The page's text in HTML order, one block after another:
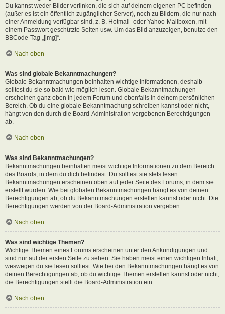
Du kannst weder Bilder verlinken, die sich auf deinem eigenen PC befinden
(außer es ist ein öffentlich zugänglicher Server), noch zu Bildern, die nur nach
einer Anmeldung verfügbar sind, z. B. Hotmail- oder Yahoo-Mailboxen, mit
einem Passwort geschützte Seiten usw. Um das Bild anzuzeigen, benutze den
BBCode-Tag „[img]“.
Nach oben
Was sind globale Bekanntmachungen?
Globale Bekanntmachungen beinhalten wichtige Informationen, deshalb
solltest du sie so bald wie möglich lesen. Globale Bekanntmachungen
erscheinen ganz oben in jedem Forum und ebenfalls in deinem persönlichen
Bereich. Ob du eine globale Bekanntmachung schreiben kannst oder nicht,
hängt von den durch die Board-Administration vergebenen Berechtigungen
ab.
Nach oben
Was sind Bekanntmachungen?
Bekanntmachungen beinhalten meist wichtige Informationen zu dem Bereich
des Boards, in dem du dich befindest. Du solltest sie stets lesen.
Bekanntmachungen erscheinen oben auf jeder Seite des Forums, in dem sie
erstellt wurden. Wie bei globalen Bekanntmachungen hängt es von deinen
Berechtigungen ab, ob du Bekanntmachungen erstellen kannst oder nicht. Die
Berechtigungen werden von der Board-Administration vergeben.
Nach oben
Was sind wichtige Themen?
Wichtige Themen eines Forums erscheinen unter den Ankündigungen und
sind nur auf der ersten Seite zu sehen. Sie haben meist einen wichtigen Inhalt,
weswegen du sie lesen solltest. Wie bei den Bekanntmachungen hängt es von
deinen Berechtigungen ab, ob du wichtige Themen erstellen kannst oder nicht;
die Berechtigungen stellt die Board-Administration ein.
Nach oben